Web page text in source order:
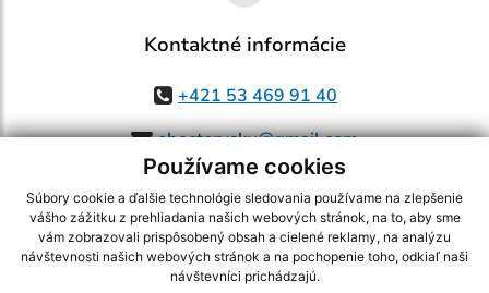
Používame cookies
Súbory cookie a ďalšie technológie sledovania používame na zlepšenie
vášho zážitku z prehliadania našich webových stránok, na to, aby sme
vám zobrazovali prispôsobený obsah a cielené reklamy, na analýzu
návštevnosti našich webových stránok a na pochopenie toho, odkiaľ naši
návštevníci prichádzajú.
Kontaktné informácie
+421 53 469 91 40
obectorysky@gmail.com
využite možnosť získavania aktuálnych informácií s využitím RSS
CMS systém (redakčný) systém ECHELON 2,Mapa stránok,web portál
webex.digital, s.r.o.,domény,registrácia domény